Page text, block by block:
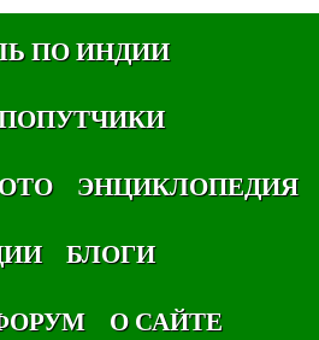
ПО ИНДИИ
ЭНЦИКЛОПЕДИЯ
БЛОГИ
О САЙТЕ